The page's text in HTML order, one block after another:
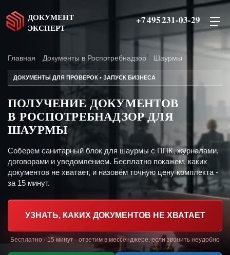
ДОКУМЕНТ
ЭКСПЕРТ
+7 495 231-03-29
Главная Документы в Роспотребнадзор Шаурмы
ДОКУМЕНТЫ ДЛЯ ПРОВЕРОК • ЗАПУСК БИЗНЕСА
ПОЛУЧЕНИЕ ДОКУМЕНТОВ
В РОСПОТРЕБНАДЗОР ДЛЯ
ШАУРМЫ
Соберем санитарный блок для шаурмы с ППК, журналами,
договорами и уведомлением. Бесплатно покажем, каких
документов не хватает, и назовём точную цену комплекта -
за 15 минут.
УЗНАТЬ, КАКИХ ДОКУМЕНТОВ НЕ ХВАТАЕТ
Бесплатно · 15 минут · ответим в мессенджере, если звонить неудобно